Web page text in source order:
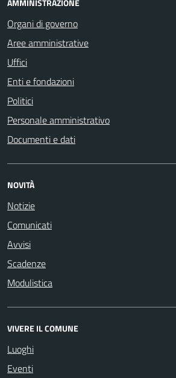
Organi di governo
Aree amministrative
Uffici
Enti e fondazioni
Politici
Personale amministrativo
Documenti e dati
NOVITÀ
Notizie
Comunicati
Avvisi
Scadenze
Modulistica
VIVERE IL COMUNE
Luoghi
Eventi